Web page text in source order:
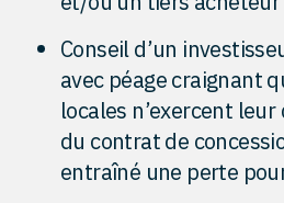
Conseil d’un
avec péage craignant
locales n’exercent
du contrat de
entraîné une perte